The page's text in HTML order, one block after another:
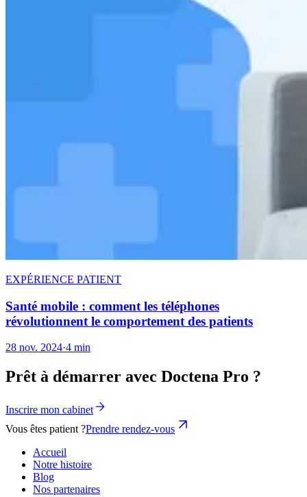
EXPÉRIENCE PATIENT
Santé mobile : comment les téléphones
révolutionnent le comportement des patients
28 nov. 2024·4 min
Prêt à démarrer avec Doctena Pro ?
Inscrire mon cabinet
Vous êtes patient ?Prendre rendez-vous
Accueil
Notre histoire
Blog
Nos partenaires